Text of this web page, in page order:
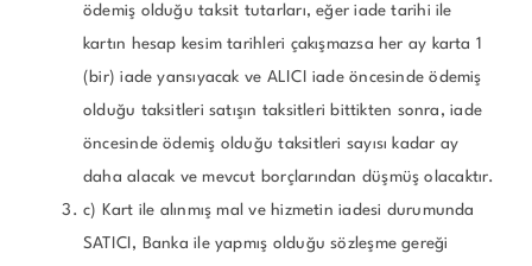
ödemiş olduğu taksit tutarları, eğer iade tarihi ile
kartın hesap kesim tarihleri çakışmazsa her ay karta 1
(bir) iade yansıyacak ve ALICI iade öncesinde ödemiş
olduğu taksitleri satışın taksitleri bittikten sonra, iade
öncesinde ödemiş olduğu taksitleri sayısı kadar ay
daha alacak ve mevcut borçlarından düşmüş olacaktır.
c) Kart ile alınmış mal ve hizmetin iadesi durumunda
SATICI, Banka ile yapmış olduğu sözleşme gereği